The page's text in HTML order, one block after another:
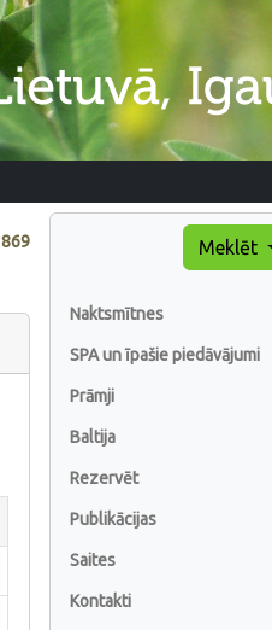
869 Meklēt
Naktsmītnes
SPA un īpašie piedāvājumi
Prāmji
Baltija
Rezervēt
Publikācijas
Saites
Kontakti